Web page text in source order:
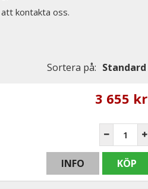
kontakta oss.
Sortera på: Standard
3 655 kr
INFO KÖP